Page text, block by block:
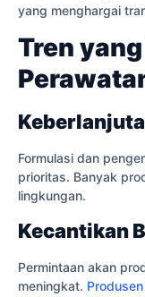
yang menghargai
Tren
Formulasi dan
prioritas. Banyak
lingkungan.
Kecantikan
Permintaan akan
meningkat.